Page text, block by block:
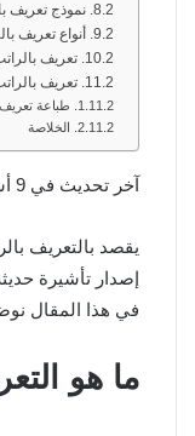
نموذج تعريف
أنواع تعريف
تعريف
تعريف
طباعة تعريف
الخلاصة
آخر تحديث في 9 أشهر ago بواسطة
يقصد بالتعريف
إصدار تأشيرة
في هذا المقال
ما هو